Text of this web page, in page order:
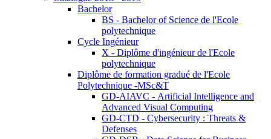
Bachelor
BS - Bachelor of Science de l'Ecole
polytechnique
Cycle Ingénieur
X - Diplôme d'ingénieur de l'Ecole
polytechnique
Diplôme de formation gradué de l'Ecole
Polytechnique -MSc&T
GD-AIAVC - Artificial Intelligence and
Advanced Visual Computing
GD-CTD - Cybersecurity : Threats &
Defenses